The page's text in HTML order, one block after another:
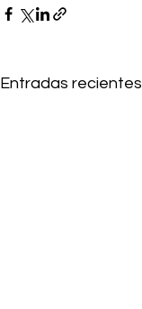
Entradas recientes